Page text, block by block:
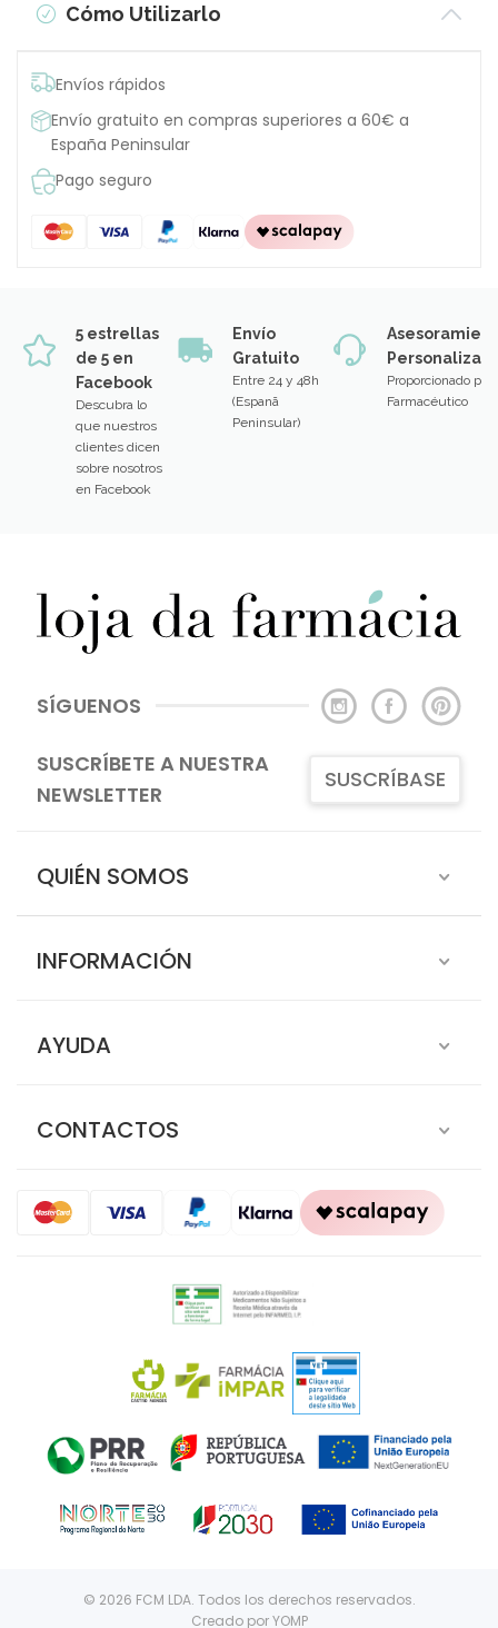
Cómo Utilizarlo
Envíos rápidos
Envío gratuito en compras superiores a 60€ a
España Peninsular
Pago seguro
5 estrellas
de 5 en
Facebook
Descubra lo
que nuestros
clientes dicen
sobre nosotros
en Facebook
Envío
Gratuito
Entre 24 y 48h
(Espanã
Peninsular)
Proporcionado por
Farmacéutico
SÍGUENOS
SUSCRÍBETE A NUESTRA
NEWSLETTER
SUSCRÍBASE
QUIÉN SOMOS
INFORMACIÓN
AYUDA
CONTACTOS
© 2026 FCM LDA. Todos los derechos reservados.
Creado porYOMP